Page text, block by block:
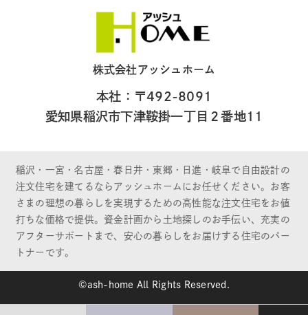
株式会社アッシュホーム
本社：〒492-8091
愛知県稲沢市下津鞍掛一丁目２番地11
稲沢・一宮・名古屋・春日井・東郷・日進・岐阜で自由設計の
注文住宅を建てるならアッシュホームにお任せください。お客
さまの理想の暮らしを実現するための高性能な注文住宅をお値
打ちな価格で提供。資金計画から土地探しのお手伝い、充実の
アフターサポートまで、安心の暮らしをお届けする住宅のパー
トナーです。
©ash-home All Rights Reserved.